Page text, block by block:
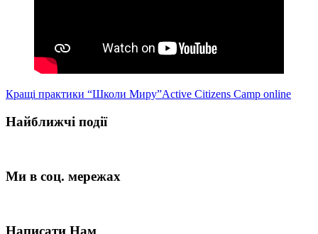
Кращі практики “Школи Миру”Active Citizens Camp online
Найближчі події
Ми в соц. мережах